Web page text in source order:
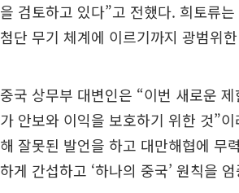
을 검토하고 있다”고 전했다. 희토류
첨단 무기 체계에 이르기까지 광범위
중국 상무부 대변인은 “이번 새로운
가 안보와 이익을 보호하기 위한 것”
해 잘못된 발언을 하고 대만해협에 무
하게 간섭하고 ‘하나의 중국’ 원칙을